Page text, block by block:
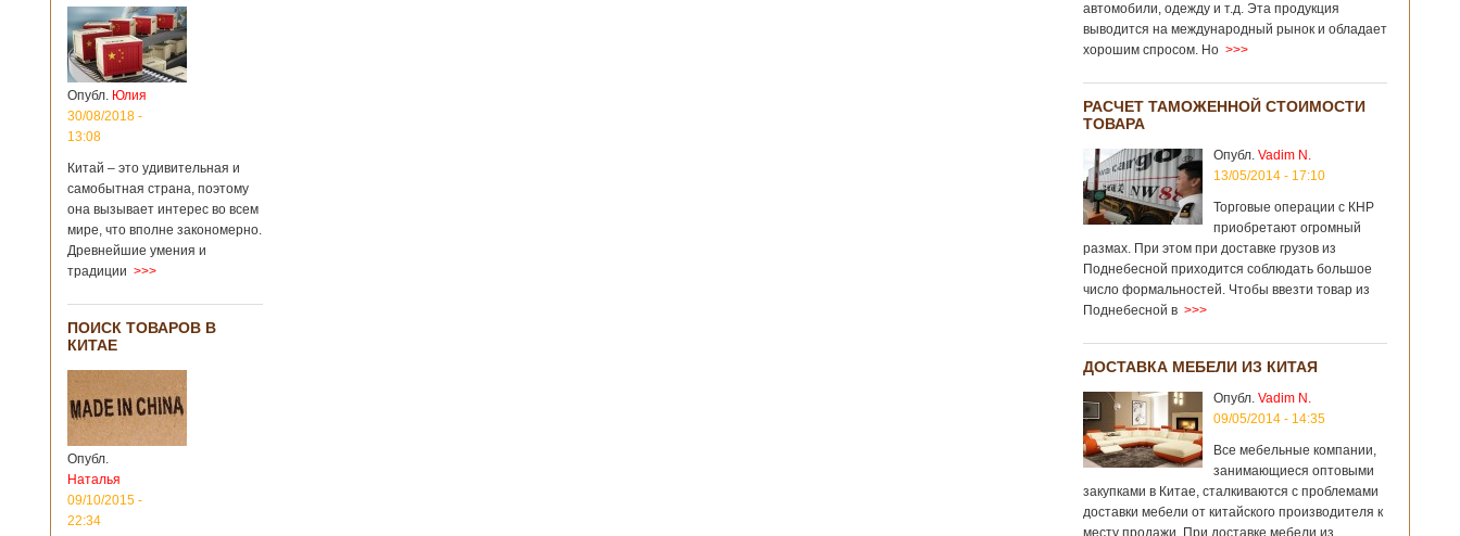
Опубл. Юлия
30/08/2018 -
13:08
Китай – это удивительная и
самобытная страна, поэтому
она вызывает интерес во всем
мире, что вполне закономерно.
Древнейшие умения и
традиции >>>
ПОИСК ТОВАРОВ В
КИТАЕ
Опубл.
Наталья
09/10/2015 -
22:34
автомобили, одежду и т.д. Эта продукция
выводится на международный рынок и обладает
хорошим спросом. Но >>>
РАСЧЕТ ТАМОЖЕННОЙ СТОИМОСТИ
ТОВАРА
Опубл. Vadim N.
13/05/2014 - 17:10
Торговые операции с КНР
приобретают огромный
размах. При этом при доставке грузов из
Поднебесной приходится соблюдать большое
число формальностей. Чтобы ввезти товар из
Поднебесной в >>>
ДОСТАВКА МЕБЕЛИ ИЗ КИТАЯ
Опубл. Vadim N.
09/05/2014 - 14:35
Все мебельные компании,
занимающиеся оптовыми
закупками в Китае, сталкиваются с проблемами
доставки мебели от китайского производителя к
месту продажи. При доставке мебели из